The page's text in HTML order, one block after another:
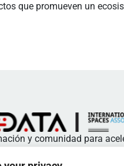
que promueven un
y comunidad para
y buenas prácticas